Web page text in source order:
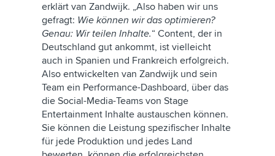
erklärt van Zandwijk. „Also haben wir uns
gefragt: Wie können wir das optimieren?
Genau: Wir teilen Inhalte.“ Content, der in
Deutschland gut ankommt, ist vielleicht
auch in Spanien und Frankreich erfolgreich.
Also entwickelten van Zandwijk und sein
Team ein Performance-Dashboard, über das
die Social-Media-Teams von Stage
Entertainment Inhalte austauschen können.
Sie können die Leistung spezifischer Inhalte
für jede Produktion und jedes Land